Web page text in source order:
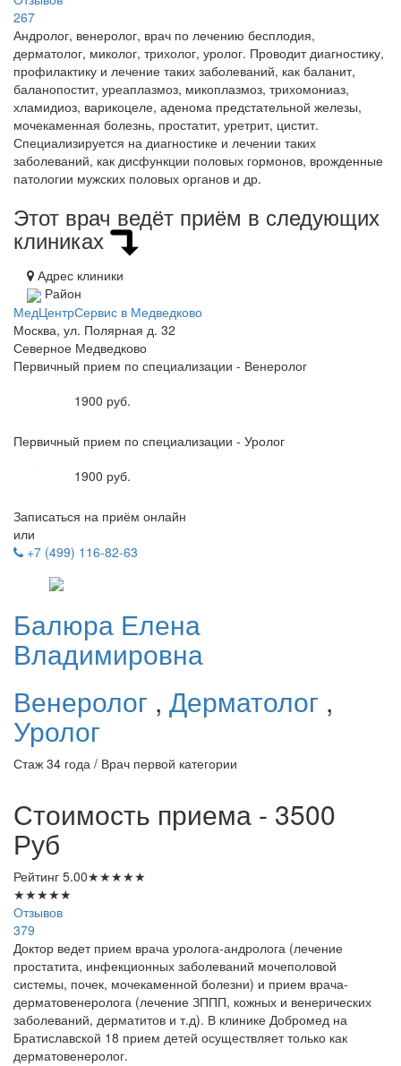
267
Андролог, венеролог, врач по лечению бесплодия,
дерматолог, миколог, трихолог, уролог. Проводит диагностику,
профилактику и лечение таких заболеваний, как баланит,
баланопостит, уреаплазмоз, микоплазмоз, трихомониаз,
хламидиоз, варикоцеле, аденома предстательной железы,
мочекаменная болезнь, простатит, уретрит, цистит.
Специализируется на диагностике и лечении таких
заболеваний, как дисфункции половых гормонов, врожденные
патологии мужских половых органов и др.
Этот врач ведёт приём в следующих
клиниках
Адрес клиники
Район
МедЦентрСервис в Медведково
Москва, ул. Полярная д. 32
Северное Медведково
Первичный прием по специализации - Венеролог
1900 руб.
Первичный прием по специализации - Уролог
1900 руб.
Записаться на приём онлайн
или
+7 (499) 116-82-63
Балюра Елена
Владимировна
Венеролог , Дерматолог ,
Уролог
Стаж 34 года / Врач первой категории
Стоимость приема - 3500
Руб
Рейтинг 5.00★★★★★
★★★★★
Отзывов
379
Доктор ведет прием врача уролога-андролога (лечение
простатита, инфекционных заболеваний мочеполовой
системы, почек, мочекаменной болезни) и прием врача-
дерматовенеролога (лечение ЗППП, кожных и венерических
заболеваний, дерматитов и т.д). В клинике Добромед на
Братиславской 18 прием детей осуществляет только как
дерматовенеролог.